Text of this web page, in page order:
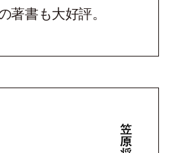
著書も大好評。